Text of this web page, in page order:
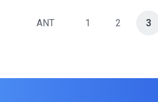
ANT 1 2 3